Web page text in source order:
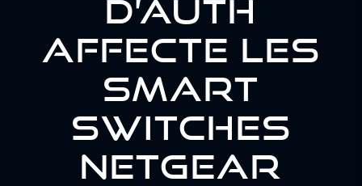
D’AUTH
AFFECTE LES
SMART
SWITCHES
NETGEAR